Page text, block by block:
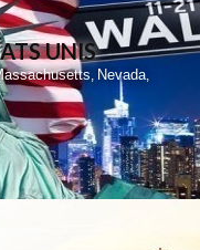
UNIS
, Nevada,